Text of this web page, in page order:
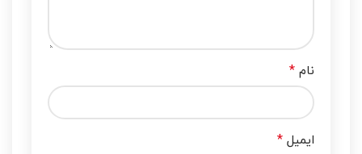
نام *
ایمیل *